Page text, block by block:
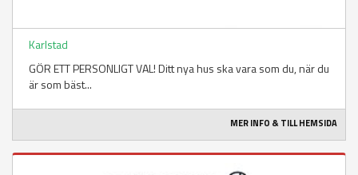
Karlstad
GÖR ETT PERSONLIGT VAL! Ditt nya hus ska vara som du, när du
är som bäst...
MER INFO & TILL HEMSIDA